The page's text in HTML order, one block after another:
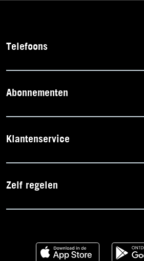
Telefoons
Abonnementen
Klantenservice
Zelf regelen